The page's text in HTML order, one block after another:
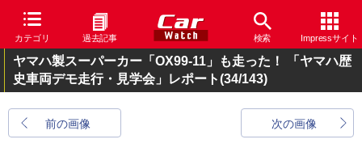
カテゴリ 過去記事 検索 Impressサイト
ヤマハ製スーパーカー「OX99-11」も走った！ 「ヤマハ歴
史車両デモ走行・見学会」レポート(34/143)
前の画像 次の画像